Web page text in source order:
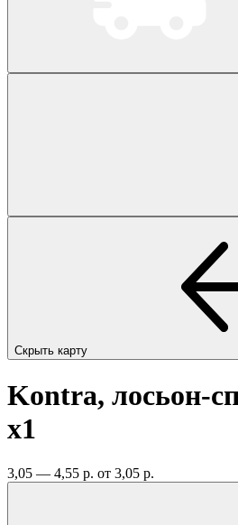
Скрыть карту
Kontra, лосьон-
x1
3,05 — 4,55 р. от 3,05 р.